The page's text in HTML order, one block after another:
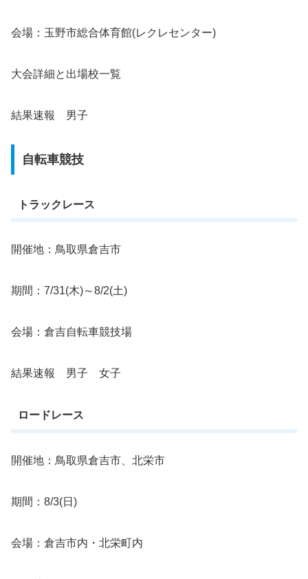
会場：玉野市総合体育館(レクレセンター)
大会詳細と出場校一覧
結果速報 男子
自転車競技
トラックレース
開催地：鳥取県倉吉市
期間：7/31(木)～8/2(土)
会場：倉吉自転車競技場
結果速報 男子 女子
ロードレース
開催地：鳥取県倉吉市、北栄市
期間：8/3(日)
会場：倉吉市内・北栄町内